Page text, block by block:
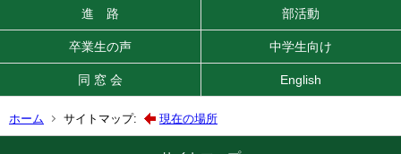
進 路 部活動
卒業生の声 中学生向け
同 窓 会 English
ホーム サイトマップ: 現在の場所